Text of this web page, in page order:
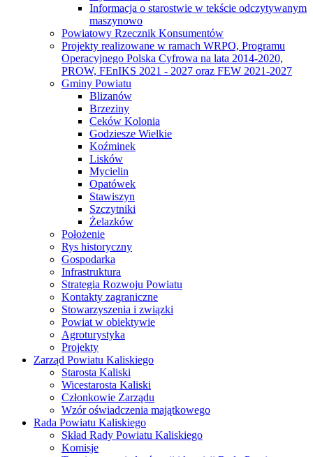
Informacja o starostwie w tekście odczytywanym
maszynowo
Powiatowy Rzecznik Konsumentów
Projekty realizowane w ramach WRPO, Programu
Operacyjnego Polska Cyfrowa na lata 2014-2020,
PROW, FEnIKS 2021 - 2027 oraz FEW 2021-2027
Gminy Powiatu
Blizanów
Brzeziny
Ceków Kolonia
Godziesze Wielkie
Koźminek
Lisków
Mycielin
Opatówek
Stawiszyn
Szczytniki
Żelazków
Położenie
Rys historyczny
Gospodarka
Infrastruktura
Strategia Rozwoju Powiatu
Kontakty zagraniczne
Stowarzyszenia i związki
Powiat w obiektywie
Agroturystyka
Projekty
Zarząd Powiatu Kaliskiego
Starosta Kaliski
Wicestarosta Kaliski
Członkowie Zarządu
Wzór oświadczenia majątkowego
Rada Powiatu Kaliskiego
Skład Rady Powiatu Kaliskiego
Komisje